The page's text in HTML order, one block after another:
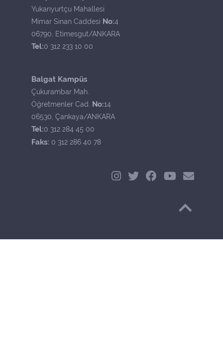
Yukarıyurtçu Mahallesi
Mimar Sinan Caddesi No:4
06790, Etimesgut/ANKARA
Tel:0 312 233 10 00
Balgat Kampüs
Çukurambar Mah.
Öğretmenler Cad. No:14
06530, Çankaya/ANKARA
Tel:0 312 284 45 00
Faks: 0 312 286 40 78